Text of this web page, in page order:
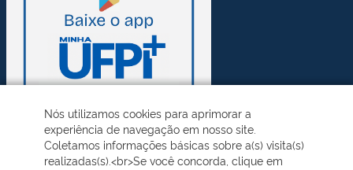
Nós utilizamos cookies para aprimorar a
experiência de navegação em nosso site.
Coletamos informações básicas sobre a(s) visita(s)
realizadas(s).<br>Se você concorda, clique em